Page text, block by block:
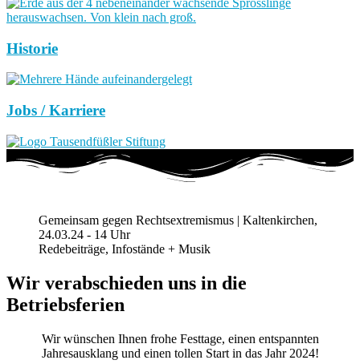
Historie
Jobs / Karriere
Gemeinsam gegen Rechtsextremismus | Kaltenkirchen,
24.03.24 - 14 Uhr
Redebeiträge, Infostände + Musik
Wir verabschieden uns in die
Betriebsferien
Wir wünschen Ihnen frohe Festtage, einen entspannten
Jahresausklang und einen tollen Start in das Jahr 2024!